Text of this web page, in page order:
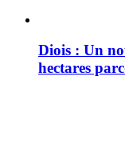
Diois : Un
hectares